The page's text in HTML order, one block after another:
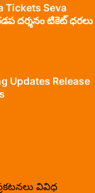
Tickets Seva
దర్శనం టికెట్ ధరలు
Updates Release
వివిధ